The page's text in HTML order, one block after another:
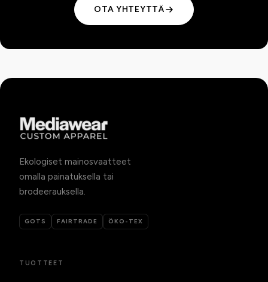
OTA YHTEYTTÄ
Ekologiset mainosvaatteet
omalla painatuksella tai
brodeerauksella.
GOTS FAIRTRADE ÖKO-TEX
TUOTTEET